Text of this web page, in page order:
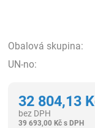
Obalová skupina:
UN-no:
32 804,13
bez DPH
39 693,00Kč s DPH